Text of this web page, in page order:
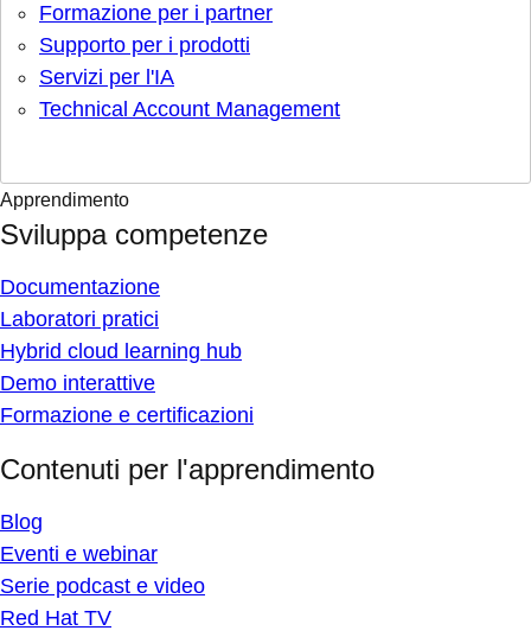
Formazione per i partner
Supporto per i prodotti
Servizi per l'IA
Technical Account Management
Apprendimento
Sviluppa competenze
Documentazione
Laboratori pratici
Hybrid cloud learning hub
Demo interattive
Formazione e certificazioni
Contenuti per l'apprendimento
Blog
Eventi e webinar
Serie podcast e video
Red Hat TV